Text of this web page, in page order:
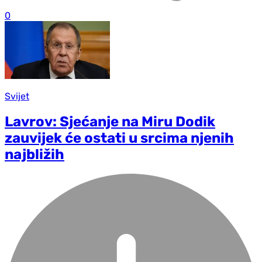
0
Svijet
Lavrov: Sjećanje na Miru Dodik
zauvijek će ostati u srcima njenih
najbližih